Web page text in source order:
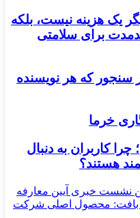
یک هزینه نیست، بلکه
برای سلامتی
در سنجور که هر نویسنده
خرما
چرا کاربران به دنبال
هستند؟